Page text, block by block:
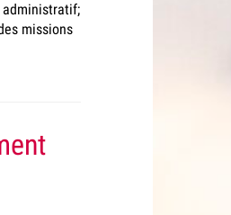
administratif;
missions